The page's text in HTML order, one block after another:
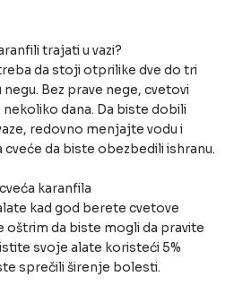
trajati u vazi?
da stoji otprilike dve do tri
negu. Bez prave nege, cvetovi
dana. Da biste dobili
redovno menjajte vodu i
da biste obezbedili ishranu.
karanfila
kad god berete cvetove
oštrim da biste mogli da pravite
svoje alate koristeći 5%
sprečili širenje bolesti.